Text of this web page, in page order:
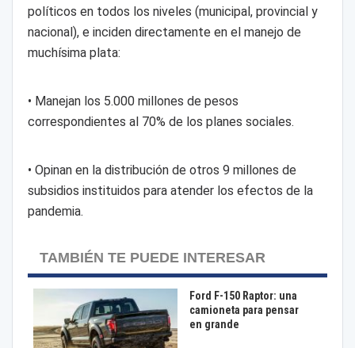
políticos en todos los niveles (municipal, provincial y
nacional), e inciden directamente en el manejo de
muchísima plata:
• Manejan los 5.000 millones de pesos
correspondientes al 70% de los planes sociales.
• Opinan en la distribución de otros 9 millones de
subsidios instituidos para atender los efectos de la
pandemia.
TAMBIÉN TE PUEDE INTERESAR
Ford F-150 Raptor: una
camioneta para pensar
en grande